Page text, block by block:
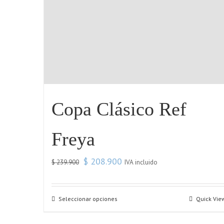
Copa Clásico Ref
Freya
$239.900 $ 208.900 IVA incluido
Seleccionar opciones Quick